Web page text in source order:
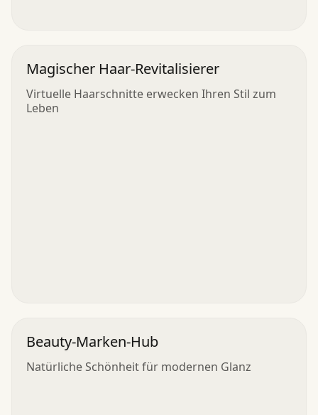
Magischer Haar-Revitalisierer
Virtuelle Haarschnitte erwecken Ihren Stil zum
Leben
Beauty-Marken-Hub
Natürliche Schönheit für modernen Glanz